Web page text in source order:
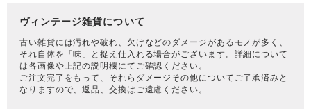
ヴィンテージ雑貨について
古い雑貨には汚れや破れ、欠けなどのダメージがあるモノが多く、
それ自体を「味」と捉え仕入れる場合がございます。詳細について
は各画像や上記の説明欄にてご確認ください。
ご注文完了をもって、それらダメージその他についてご了承済みと
なりますので、返品、交換はご遠慮ください。